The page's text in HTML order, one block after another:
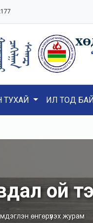
ИЛ ТОД
явдал ой
өнгөрүүлэх журам